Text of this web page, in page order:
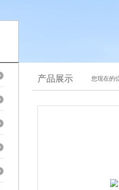
产品展示 您现在的